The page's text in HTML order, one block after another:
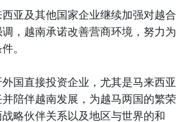
亚及其他国家企业继续加强对越合
，越南承诺改善营商环境，努力为
。
国直接投资企业，尤其是马来西亚
陪伴越南发展，为越马两国的繁荣
略伙伴关系以及地区与世界的和